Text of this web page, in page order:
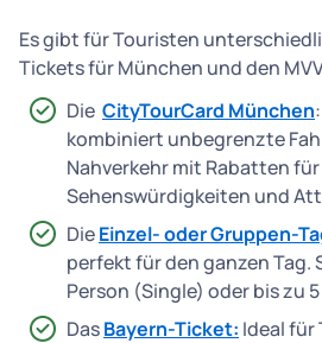
Es gibt für Touristen
Tickets für München und den
Die CityTourCard München
kombiniert unbegrenzte
Nahverkehr mit Rabatten
Sehenswürdigkeiten und
DieEinzel- oder Gruppen-
perfekt für den ganzen Tag.
Person (Single) oder bis zu
DasBayern-Ticket: Ideal für